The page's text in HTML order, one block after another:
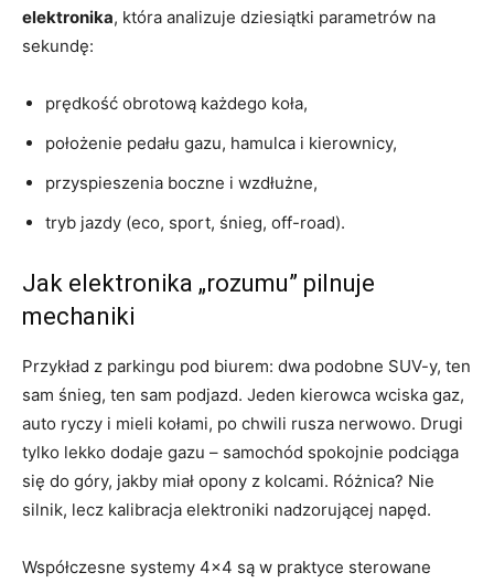
elektronika, która analizuje dziesiątki parametrów na
sekundę:
prędkość obrotową każdego koła,
położenie pedału gazu, hamulca i kierownicy,
przyspieszenia boczne i wzdłużne,
tryb jazdy (eco, sport, śnieg, off-road).
Jak elektronika „rozumu” pilnuje
mechaniki
Przykład z parkingu pod biurem: dwa podobne SUV-y, ten
sam śnieg, ten sam podjazd. Jeden kierowca wciska gaz,
auto ryczy i mieli kołami, po chwili rusza nerwowo. Drugi
tylko lekko dodaje gazu – samochód spokojnie podciąga
się do góry, jakby miał opony z kolcami. Różnica? Nie
silnik, lecz kalibracja elektroniki nadzorującej napęd.
Współczesne systemy 4×4 są w praktyce sterowane